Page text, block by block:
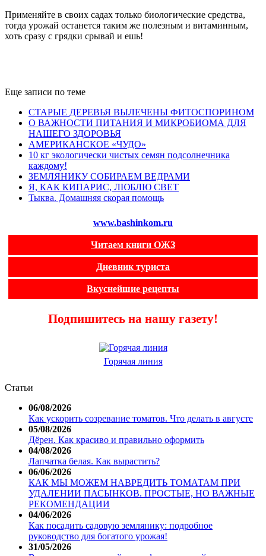
Применяйте в своих садах только биологические средства,
тогда урожай останется таким же полезным и витаминным,
хоть сразу с грядки срывай и ешь!
Еще записи по теме
СТАРЫЕ ДЕРЕВЬЯ ВЫЛЕЧЕНЫ ФИТОСПОРИНОМ
О ВАЖНОСТИ ПИТАНИЯ И МИКРОБИОМА ДЛЯ
НАШЕГО ЗДОРОВЬЯ
АМЕРИКАНСКОЕ «ЧУДО»
10 кг экологически чистых семян подсолнечника
каждому!
ЗЕМЛЯНИКУ СОБИРАЕМ ВЕДРАМИ
Я, КАК КИПАРИС, ЛЮБЛЮ СВЕТ
Тыква. Домашняя скорая помощь
www.bashinkom.ru
Читаем книги ОЖЗ
Дневник туриста
Вкуснейшие рецепты
Подпишитесь на нашу газету!
Горячая линия
Статьи
06/08/2026
Как ускорить созревание томатов. Что делать в августе
05/08/2026
Дёрен. Как красиво и правильно оформить
04/08/2026
Лапчатка белая. Как вырастить?
06/06/2026
КАК МЫ МОЖЕМ НАВРЕДИТЬ ТОМАТАМ ПРИ
УДАЛЕНИИ ПАСЫНКОВ. ПРОСТЫЕ, НО ВАЖНЫЕ
РЕКОМЕНДАЦИИ
04/06/2026
Как посадить садовую землянику: подробное
руководство для богатого урожая!
31/05/2026